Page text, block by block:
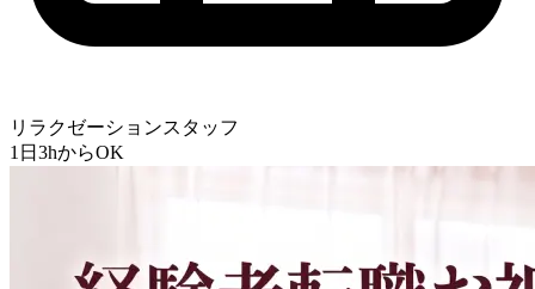
リラクゼーションスタッフ
1日3hからOK